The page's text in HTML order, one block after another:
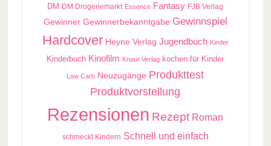
DM DM Drogeriemarkt Essence Fantasy FJB Verlag
Gewinner Gewinnerbekanntgabe Gewinnspiel
Hardcover Heyne Verlag Jugendbuch Kinder
Kinderbuch Kinofilm Knaur Verlag kochen für Kinder
Low Carb Neuzugänge Produkttest
Produktvorstellung
Rezensionen Rezept Roman
schmeckt Kindern Schnell und einfach